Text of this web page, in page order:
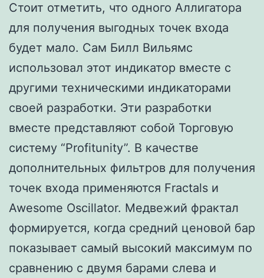
Стоит отметить, что одного Аллигатора
для получения выгодных точек входа
будет мало. Сам Билл Вильямс
использовал этот индикатор вместе с
другими техническими индикаторами
своей разработки. Эти разработки
вместе представляют собой Торговую
систему “Profitunity”. В качестве
дополнительных фильтров для получения
точек входа применяются Fractals и
Awesome Oscillator. Медвежий фрактал
формируется, когда средний ценовой бар
показывает самый высокий максимум по
сравнению с двумя барами слева и